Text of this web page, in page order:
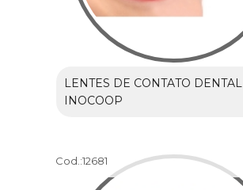
LENTES DE CONTATO DENTAL
INOCOOP
Cod.:12681